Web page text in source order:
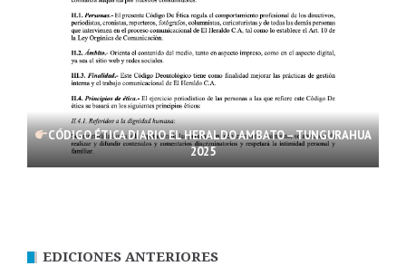
CÓDIGO ÉTICA DIARIO EL HERALDO AMBATO – TUNGURAHUA
2025
EDICIONES ANTERIORES